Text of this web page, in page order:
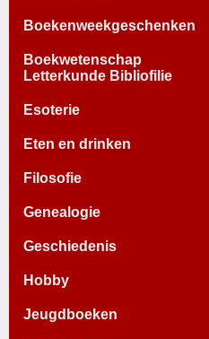
Boekenweekgeschenken
Boekwetenschap
Letterkunde Bibliofilie
Esoterie
Eten en drinken
Filosofie
Genealogie
Geschiedenis
Hobby
Jeugdboeken